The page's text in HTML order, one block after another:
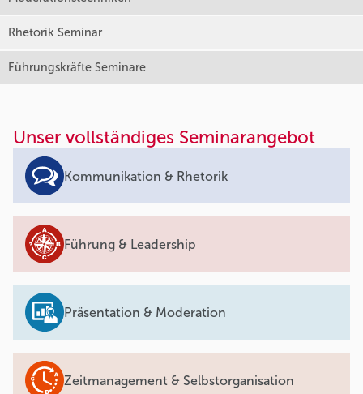
Rhetorik Seminar
Führungskräfte Seminare
Unser vollständiges Seminarangebot
Kommunikation & Rhetorik
Führung & Leadership
Präsentation & Moderation
Zeitmanagement & Selbstorganisation